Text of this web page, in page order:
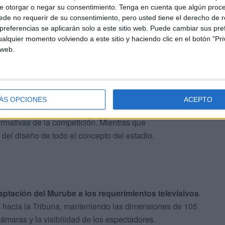
otorgar o negar su consentimiento. Tenga en cuenta que algún
no requerir de su consentimiento, pero usted tiene el derecho de
se aplicarán solo a este sitio web. Puede cambiar sus
momento volviendo a este sitio y haciendo clic en el botón
OPCIONES ACEPTO
La remodelación, calificada como urgente, fue
, a partir del proyecto desarrollado por esta última.
y materiales para que las obras concluyeran
de que el conjunto caballa tuviera que
algo que hubiera supuesto un perjuicio tanto
minuciosa, en la que cada jornada de trabajo resultó
de gran envergadura ha sido clave para
de la competición. Mientras que
diseño de todo el concepto del estadio.
del Murube a los requerimientos televisivos.
la Tribuna, manteniendo las dimensiones de 105
y la visibilidad de los espectadores.